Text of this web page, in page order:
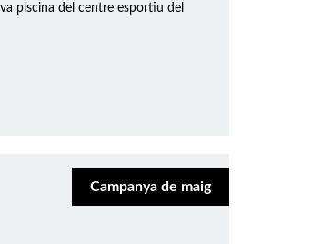
piscina del centre esportiu del
Campanya de maig